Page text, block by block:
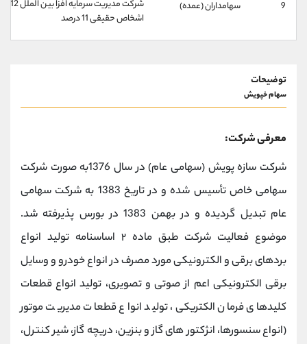
9 سهامداران (عمده)
شرکت مدیریت سرمایه افزا بین الملل 12 درصد
اشخاص حقیقی 11 درصد
توضیحات
سهام خپویش
معرفی شرکت:
شرکت سازه پویش (سهامی عام) در سال 1376به صورت شرکت
سهامی خاص تأسیس شده و در تاریخ 1383 به شرکت سهامی
عام تبدیل گردیده و در بهمن 1383 در بورس پذیرفته شد.
موضوع فعالیت شرکت طبق ماده ۲ اساسنامه تولید انواع
بردهای برقی و الکترونیکی مورد مصرف در انواع خودرو و وسایل
برقی الکترونیکی اعم از صوتی و تصویری، تولید انواع قطعات
کلیدهای فرمان الکتریکی، تولید انواع قطعات مدیریت موتور
(انواع سنسورها، انژکتور های گاز و بنزین، دریچه گاز، شیر کنترل،